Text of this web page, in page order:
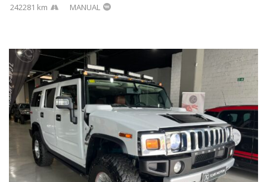
242281 km MANUAL